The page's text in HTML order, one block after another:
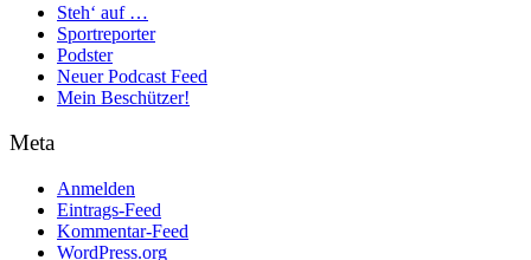
Steh‘ auf …
Sportreporter
Podster
Neuer Podcast Feed
Mein Beschützer!
Meta
Anmelden
Eintrags-Feed
Kommentar-Feed
WordPress.org